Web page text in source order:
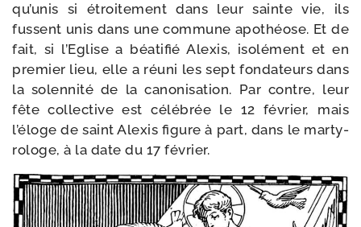
qu’unis si étroi­te­ment dans leur sainte vie, ils
fussent unis dans une com­mune apo­théose. Et de
fait, si l’Eglise a béa­ti­fié Alexis, iso­lé­ment et en
pre­mier lieu, elle a réuni les sept fon­da­teurs dans
la solen­ni­té de la cano­ni­sa­tion. Par contre, leur
fête collec­tive est célé­brée le 12 février, mais
l’éloge de saint Alexis figure à part, dans le mar­ty­
ro­loge, à la date du 17 février.